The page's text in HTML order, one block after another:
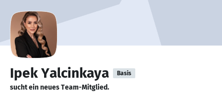
Ipek Yalcinkaya Basis
sucht ein neues Team-Mitglied.